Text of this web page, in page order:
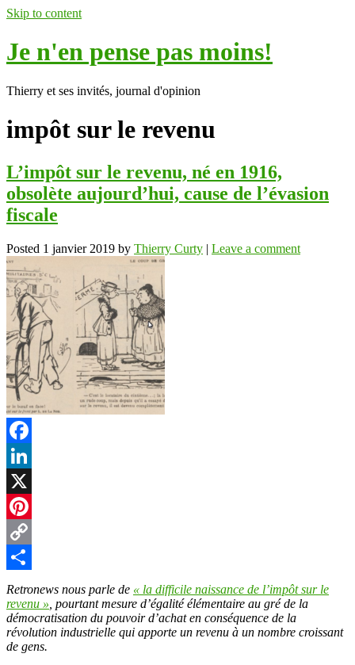
Skip to content
Je n'en pense pas moins!
Thierry et ses invités, journal d'opinion
impôt sur le revenu
L’impôt sur le revenu, né en 1916,
obsolète aujourd’hui, cause de l’évasion
fiscale
Posted 1 janvier 2019 by Thierry Curty | Leave a comment
Facebook
LinkedIn
X
Pinterest
Copy
Link
Partager
Retronews nous parle de « la difficile naissance de l’impôt sur le
revenu » , pourtant mesure d’égalité élémentaire au gré de la
démocratisation du pouvoir d’achat en conséquence de la
révolution industrielle qui apporte un revenu à un nombre croissant
de gens.